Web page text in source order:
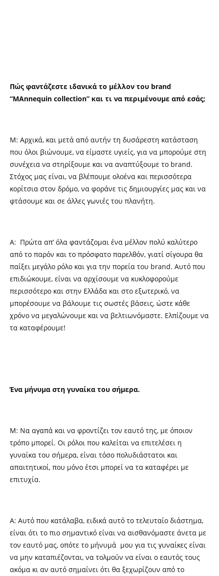
Πώς φαντάζεστε ιδανικά το μέλλον του brand
“MAnnequin collection” και τι να περιμένουμε από εσάς;
M: Αρχικά, και μετά από αυτήν τη δυσάρεστη κατάσταση
που όλοι βιώνουμε, να είμαστε υγιείς, για να μπορούμε στη
συνέχεια να στηρίξουμε και να αναπτύξουμε το brand.
Στόχος μας είναι, να βλέπουμε ολοένα και περισσότερα
κορίτσια στον δρόμο, να φοράνε τις δημιουργίες μας και να
φτάσουμε και σε άλλες γωνιές του πλανήτη.
Α: Πρώτα απ’ όλα φαντάζομαι ένα μέλλον πολύ καλύτερο
από το παρόν και το πρόσφατο παρελθόν, γιατί σίγουρα θα
παίξει μεγάλο ρόλο και για την πορεία του brand. Αυτό που
επιδιώκουμε, είναι να αρχίσουμε να κυκλοφορούμε
περισσότερο και στην Ελλάδα και στο εξωτερικό, να
μπορέσουμε να βάλουμε τις σωστές βάσεις, ώστε κάθε
χρόνο να μεγαλώνουμε και να βελτιωνόμαστε. Ελπίζουμε να
τα καταφέρουμε!
Ένα μήνυμα στη γυναίκα του σήμερα.
Μ: Να αγαπά και να φροντίζει τον εαυτό της, με όποιον
τρόπο μπορεί. Οι ρόλοι που καλείται να επιτελέσει η
γυναίκα του σήμερα, είναι τόσο πολυδιάστατοι και
απαιτητικοί, που μόνο έτσι μπορεί να τα καταφέρει με
επιτυχία.
Α: Αυτό που κατάλαβα, ειδικά αυτό το τελευταίο διάστημα,
είναι ότι το πιο σημαντικό είναι να αισθανόμαστε άνετα με
τον εαυτό μας, οπότε το μήνυμά μου για τις γυναίκες είναι
να μην καταπιέζονται, να τολμούν να είναι ο εαυτός τους
ακόμα κι αν αυτό σημαίνει ότι θα ξεχωρίζουν από το